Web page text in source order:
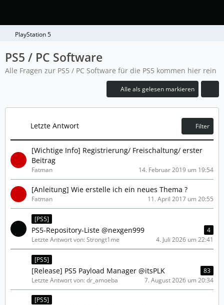
PlayStation 5
PS5 / PC Software
Alle Fragen zur PS5 / PC Software für die PS5 kommen hier rein
Alle als gelesen markieren
Letzte Antwort Filter
[Wichtige Info] Registrierung/ Freischaltung/ erster
Beitrag
Fatman 14. Februar 2019 um 19:54
[Anleitung] Wie erstelle ich ein neues Thema ?
Fatman 11. April 2017 um 20:55
[PS5]
PS5-Repository-Liste @nexgen999
4
Letzte Antwort von: Strongt1me
4. Juli 2026 um 22:41
[PS5]
[Release] PS5 Payload Manager @itsPLK
83
Letzte Antwort von: dr_amoeba
7. August 2026 um 20:34
[PS5]